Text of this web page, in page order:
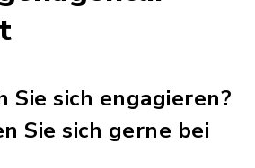
Sie sich engagieren?
Sie sich gerne bei